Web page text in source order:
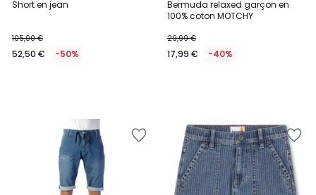
Short en jean
105,00 €
52,50 € -50%
Bermuda relaxed garçon en
100% coton MOTCHY
29,99 €
17,99 € -40%